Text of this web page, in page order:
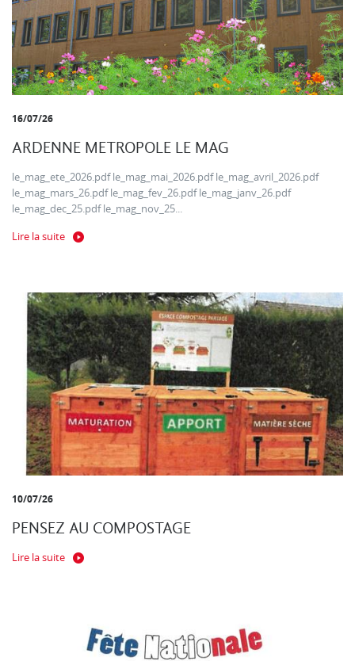
16/07/26
ARDENNE METROPOLE LE MAG
le_mag_ete_2026.pdf le_mag_mai_2026.pdf le_mag_avril_2026.pdf
le_mag_mars_26.pdf le_mag_fev_26.pdf le_mag_janv_26.pdf
le_mag_dec_25.pdf le_mag_nov_25...
Lire la suite
10/07/26
PENSEZ AU COMPOSTAGE
Lire la suite